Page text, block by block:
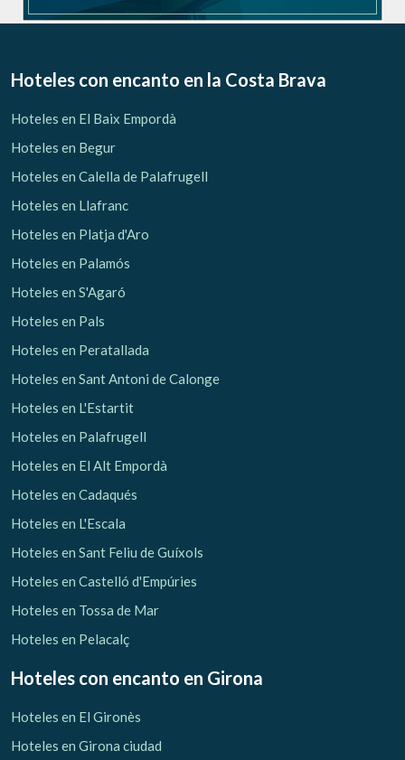
Hoteles con encanto en la Costa Brava
Hoteles en El Baix Empordà
Hoteles en Begur
Hoteles en Calella de Palafrugell
Hoteles en Llafranc
Hoteles en Platja d'Aro
Hoteles en Palamós
Hoteles en S'Agaró
Hoteles en Pals
Hoteles en Peratallada
Hoteles en Sant Antoni de Calonge
Hoteles en L'Estartit
Hoteles en Palafrugell
Hoteles en El Alt Empordà
Hoteles en Cadaqués
Hoteles en L'Escala
Hoteles en Sant Feliu de Guíxols
Hoteles en Castelló d'Empúries
Hoteles en Tossa de Mar
Hoteles en Pelacalç
Hoteles con encanto en Girona
Hoteles en El Gironès
Hoteles en Girona ciudad